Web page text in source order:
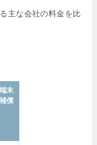
主な会社の料金を比
端末
補償